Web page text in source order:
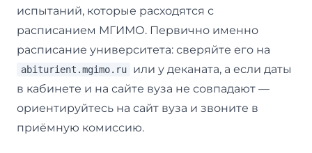
испытаний, которые расходятся с
расписанием МГИМО. Первично именно
расписание университета: сверяйте его на
abiturient.mgimo.ru
или у деканата, а если даты
в кабинете и на сайте вуза не совпадают —
ориентируйтесь на сайт вуза и звоните в
приёмную комиссию.